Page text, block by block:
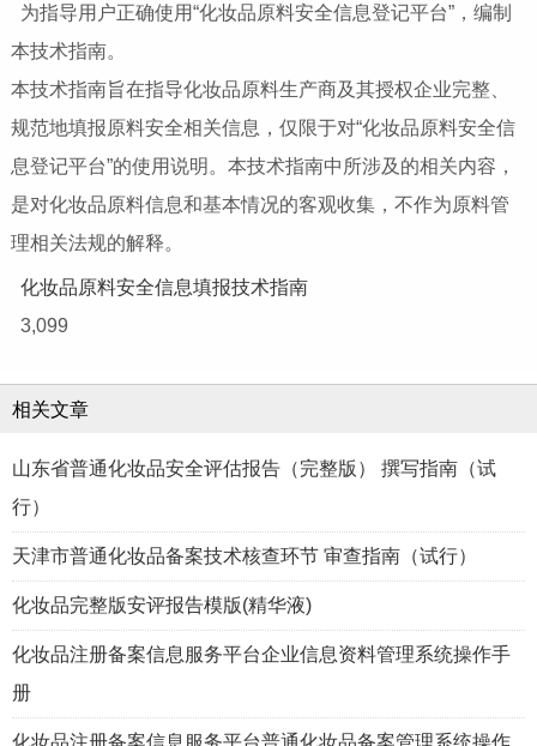
为指导用户正确使用“化妆品原料安全信息登记平台”，编制
本技术指南。
本技术指南旨在指导化妆品原料生产商及其授权企业完整、
规范地填报原料安全相关信息，仅限于对“化妆品原料安全信
息登记平台”的使用说明。本技术指南中所涉及的相关内容，
是对化妆品原料信息和基本情况的客观收集，不作为原料管
理相关法规的解释。
化妆品原料安全信息填报技术指南
3,099
相关文章
山东省普通化妆品安全评估报告（完整版） 撰写指南（试
行）
天津市普通化妆品备案技术核查环节 审查指南（试行）
化妆品完整版安评报告模版(精华液)
化妆品注册备案信息服务平台企业信息资料管理系统操作手
册